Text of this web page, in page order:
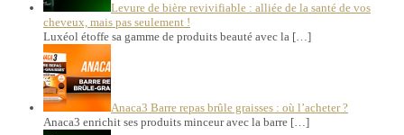
Levure de bière revivifiable : alliée de la santé de vos
cheveux, mais pas seulement !
Luxéol étoffe sa gamme de produits beauté avec la […]
Anaca3 Barre repas brûle graisses : où l’acheter ?
Anaca3 enrichit ses produits minceur avec la barre […]